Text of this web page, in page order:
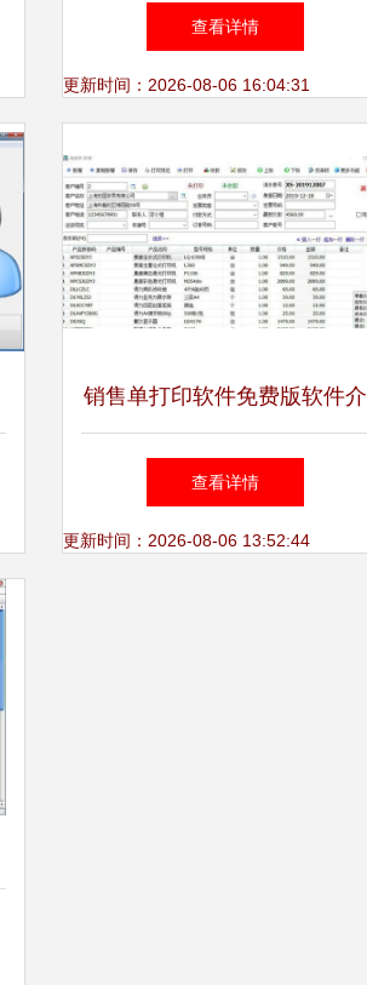
成爆款文案，访问官网获取更
高效工具
查看详情
更新时间：2026-08-06 16:04:31
销售单打印软件免费版软件介
绍及软件功能大全
查看详情
更新时间：2026-08-06 13:52:44